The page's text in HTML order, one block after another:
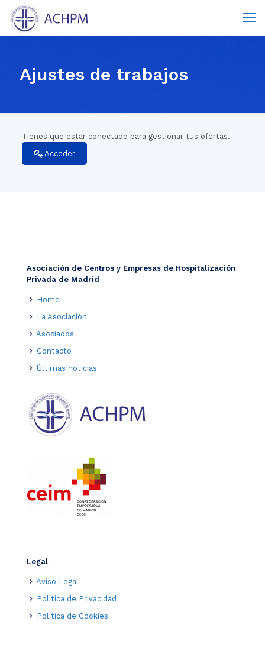
Ajustes de trabajos
Tienes que estar conectado para gestionar tus ofertas.
Acceder
Asociación de Centros y Empresas de Hospitalización
Privada de Madrid
Home
La Asociación
Asociados
Contacto
Últimas noticias
Legal
Aviso Legal
Política de Privacidad
Política de Cookies